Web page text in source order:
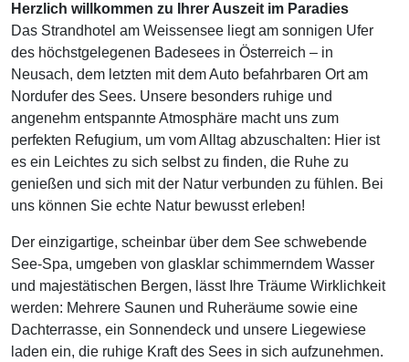
Herzlich willkommen zu Ihrer Auszeit im Paradies
Das Strandhotel am Weissensee liegt am sonnigen Ufer
des höchstgelegenen Badesees in Österreich – in
Neusach, dem letzten mit dem Auto befahrbaren Ort am
Nordufer des Sees. Unsere besonders ruhige und
angenehm entspannte Atmosphäre macht uns zum
perfekten Refugium, um vom Alltag abzuschalten: Hier ist
es ein Leichtes zu sich selbst zu finden, die Ruhe zu
genießen und sich mit der Natur verbunden zu fühlen. Bei
uns können Sie echte Natur bewusst erleben!
Der einzigartige, scheinbar über dem See schwebende
See-Spa, umgeben von glasklar schimmerndem Wasser
und majestätischen Bergen, lässt Ihre Träume Wirklichkeit
werden: Mehrere Saunen und Ruheräume sowie eine
Dachterrasse, ein Sonnendeck und unsere Liegewiese
laden ein, die ruhige Kraft des Sees in sich aufzunehmen.